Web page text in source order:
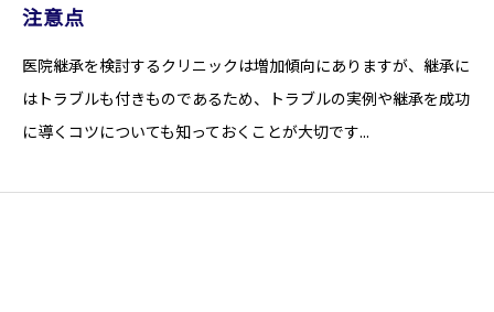
注意点
医院継承を検討するクリニックは増加傾向にありますが、継承に
はトラブルも付きものであるため、トラブルの実例や継承を成功
に導くコツについても知っておくことが大切です...